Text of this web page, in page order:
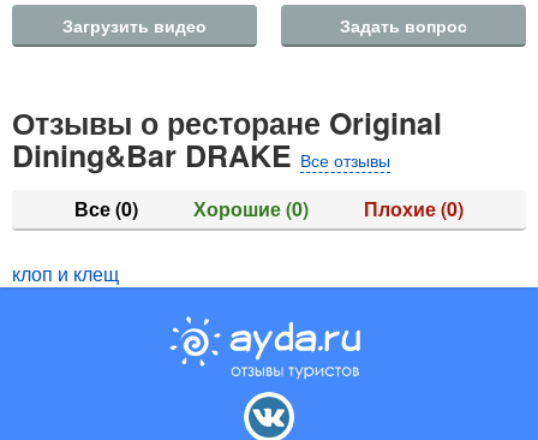
Загрузить видео Задать вопрос
Отзывы о ресторане Original
Dining&Bar DRAKE Все отзывы
Все(0) Хорошие(0) Плохие(0)
клоп и клещ